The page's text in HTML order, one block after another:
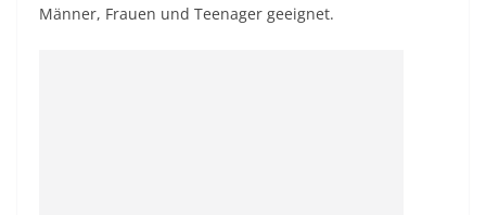
Männer, Frauen und Teenager geeignet.